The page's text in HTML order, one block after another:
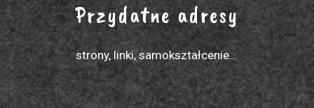
Przydatne adresy
strony, linki, samokształcenie...